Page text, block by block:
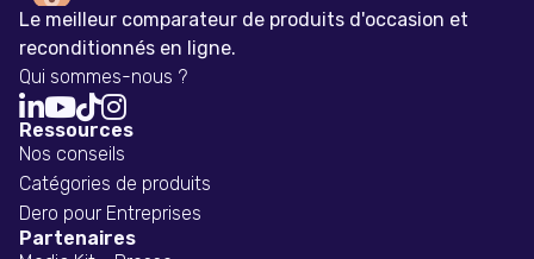
Le meilleur comparateur de produits d'occasion et
reconditionnés en ligne.
Qui sommes-nous ?

Ressources
Nos conseils
Catégories de produits
Dero pour Entreprises
Partenaires